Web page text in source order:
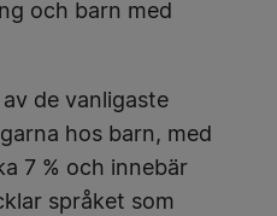
och barn med
de vanligaste
hos barn, med
7 % och innebär
språket som